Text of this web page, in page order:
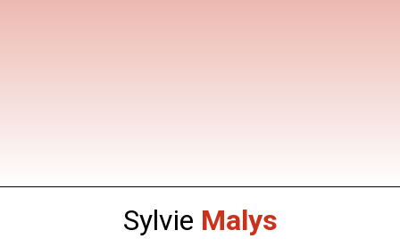
Sylvie Malys